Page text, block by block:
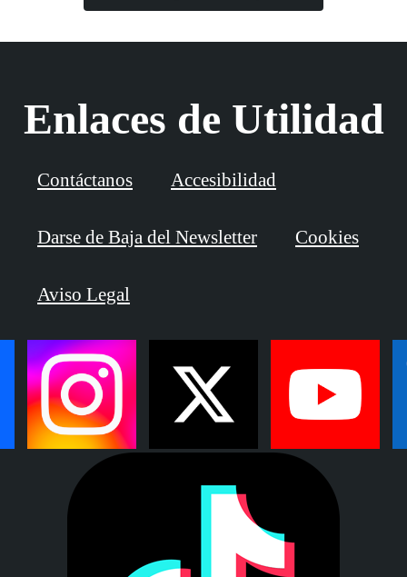
Enlaces de Utilidad
Contáctanos Accesibilidad
Darse de Baja del Newsletter Cookies
Aviso Legal